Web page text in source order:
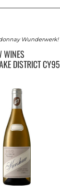
Wunderwerk!
WINES
DISTRICT CY95